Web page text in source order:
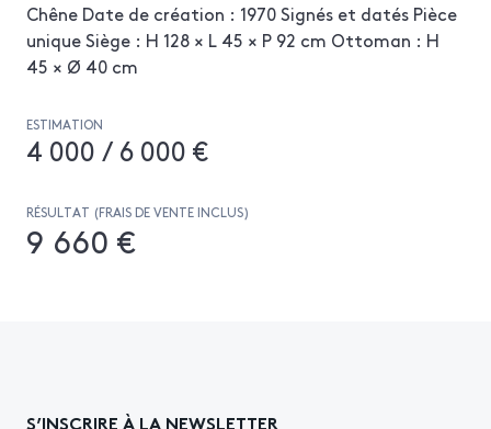
Chêne Date de création : 1970 Signés et datés Pièce
unique Siège : H 128 × L 45 × P 92 cm Ottoman : H
45 × Ø 40 cm
ESTIMATION
4 000 / 6 000 €
RÉSULTAT (FRAIS DE VENTE INCLUS)
9 660 €
S’INSCRIRE À LA NEWSLETTER